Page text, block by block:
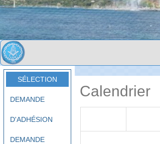
SÉLECTION
DEMANDE
D'ADHÉSION
DEMANDE
Calendrier